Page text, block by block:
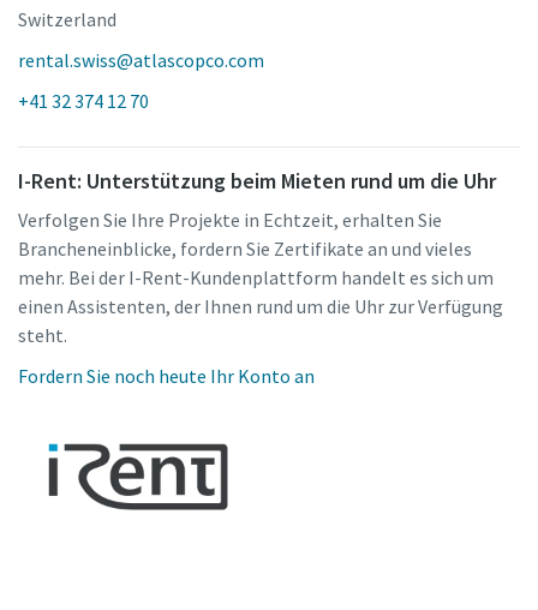
Switzerland
rental.swiss@atlascopco.com
+41 32 374 12 70
I-Rent: Unterstützung beim Mieten rund um die Uhr
Verfolgen Sie Ihre Projekte in Echtzeit, erhalten Sie
Brancheneinblicke, fordern Sie Zertifikate an und vieles
mehr. Bei der I-Rent-Kundenplattform handelt es sich um
einen Assistenten, der Ihnen rund um die Uhr zur Verfügung
steht.
Fordern Sie noch heute Ihr Konto an